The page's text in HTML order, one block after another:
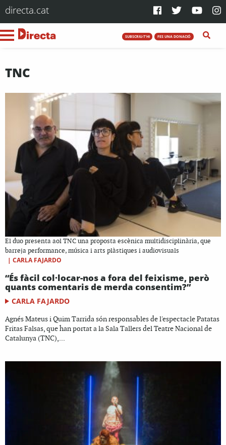
directa.cat
SUBSCRIU-T'HI FES UNA DONACIÓ
TNC
El duo presenta aol TNC una proposta escènica multidisciplinària, que
barreja performance, música i arts plàstiques i audiovisuals
| CARLA FAJARDO
“És fàcil col·locar-nos a fora del feixisme, però
quants comentaris de merda consentim?”
CARLA FAJARDO
Agnés Mateus i Quim Tarrida són responsables de l'espectacle Patatas
Fritas Falsas, que han portat a la Sala Tallers del Teatre Nacional de
Catalunya (TNC),...